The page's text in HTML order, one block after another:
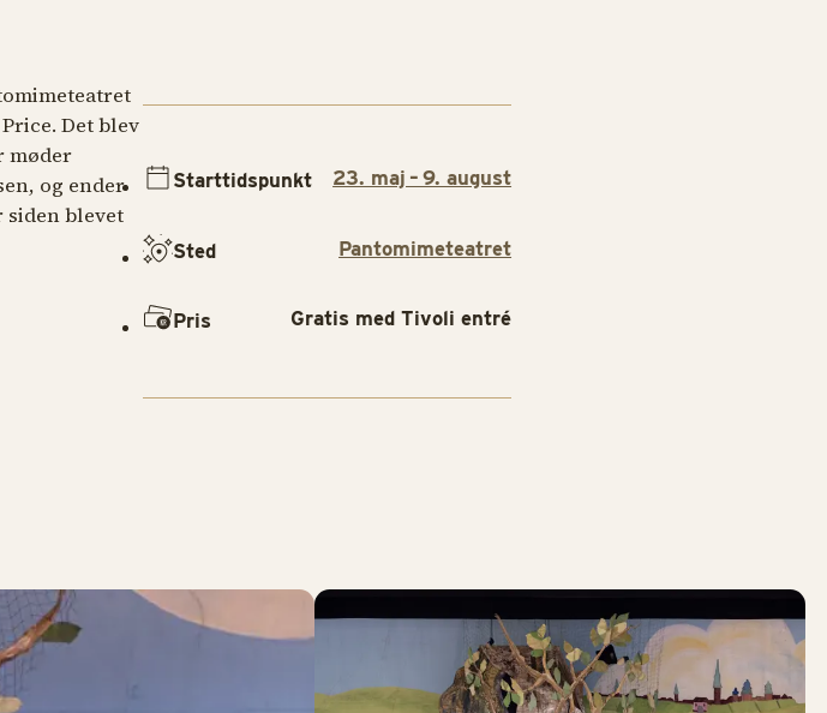
Det blev
møder
og ender
siden blevet
Starttidspunkt 23. maj – 9. august
Sted Pantomimeteatret
Pris Gratis med Tivoli entré